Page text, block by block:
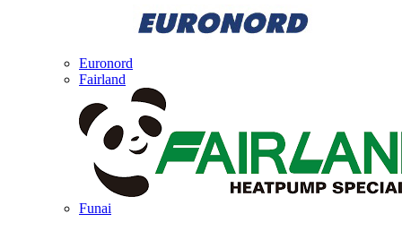
Euronord
Fairland
Funai